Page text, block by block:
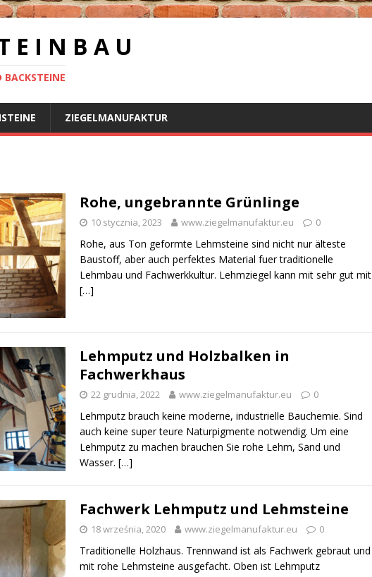
E I N B A U
BACKSTEINE
ZIEGELMANUFAKTUR
Rohe, ungebrannte Grünlinge
10 stycznia, 2023 www.ziegelmanufaktur.eu 0
Rohe, aus Ton geformte Lehmsteine sind nicht nur älteste
Baustoff, aber auch perfektes Material fuer traditionelle
Lehmbau und Fachwerkkultur. Lehmziegel kann mit sehr gut mit
[…]
Lehmputz und Holzbalken in
Fachwerkhaus
22 grudnia, 2022 www.ziegelmanufaktur.eu 0
Lehmputz brauch keine moderne, industrielle Bauchemie. Sind
auch keine super teure Naturpigmente notwendig. Um eine
Lehmputz zu machen brauchen Sie rohe Lehm, Sand und
Wasser. […]
Fachwerk Lehmputz und Lehmsteine
18 września, 2020 www.ziegelmanufaktur.eu 0
Traditionelle Holzhaus. Trennwand ist als Fachwerk gebraut und
mit rohe Lehmsteine ausgefacht. Oben ist Lehmputz